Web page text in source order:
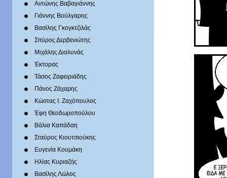
Αντώνης Βαβαγιάννης
Γιάννης Βούλγαρης
Βασίλης Γκογκτζιλάς
Σπύρος Δερβενιώτης
Mιχάλης Διαλυνάς
Έκτορας
Τάσος Ζαφειριάδης
Πάνος Ζάχαρης
Κώστας Ι. Ζαχόπουλoς
Έφη Θεοδωροπούλου
Βάλια Καπάδαη
Σταύρος Κιουτσιούκης
Ευγενία Κουμάκη
Ηλίας Κυριαζής
Βασίλης Λώλος